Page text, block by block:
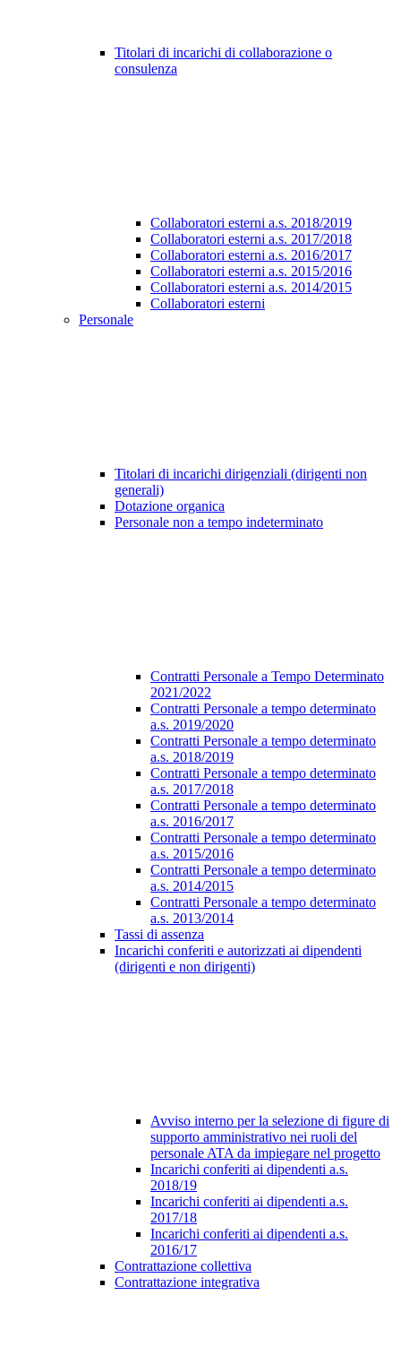
Titolari di incarichi di collaborazione o
consulenza
Collaboratori esterni a.s. 2018/2019
Collaboratori esterni a.s. 2017/2018
Collaboratori esterni a.s. 2016/2017
Collaboratori esterni a.s. 2015/2016
Collaboratori esterni a.s. 2014/2015
Collaboratori esterni
Personale
Titolari di incarichi dirigenziali (dirigenti non
generali)
Dotazione organica
Personale non a tempo indeterminato
Contratti Personale a Tempo Determinato
2021/2022
Contratti Personale a tempo determinato
a.s. 2019/2020
Contratti Personale a tempo determinato
a.s. 2018/2019
Contratti Personale a tempo determinato
a.s. 2017/2018
Contratti Personale a tempo determinato
a.s. 2016/2017
Contratti Personale a tempo determinato
a.s. 2015/2016
Contratti Personale a tempo determinato
a.s. 2014/2015
Contratti Personale a tempo determinato
a.s. 2013/2014
Tassi di assenza
Incarichi conferiti e autorizzati ai dipendenti
(dirigenti e non dirigenti)
Avviso interno per la selezione di figure di
supporto amministrativo nei ruoli del
personale ATA da impiegare nel progetto
Incarichi conferiti ai dipendenti a.s.
2018/19
Incarichi conferiti ai dipendenti a.s.
2017/18
Incarichi conferiti ai dipendenti a.s.
2016/17
Contrattazione collettiva
Contrattazione integrativa